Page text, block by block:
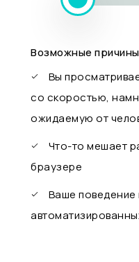
Возможные
Вы
со скоростью,
ожидаемую от
Что-то мешает
браузере
Ваше